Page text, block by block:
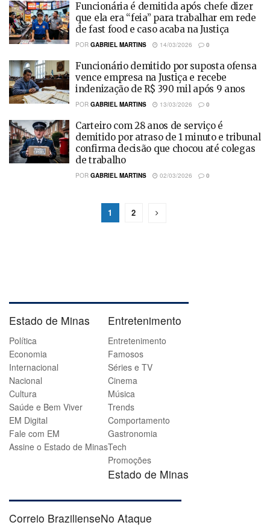
Funcionária é demitida após chefe dizer
que ela era “feia” para trabalhar em rede
de fast food e caso acaba na Justiça
POR GABRIEL MARTINS 14/03/2026 0
Funcionário demitido por suposta ofensa
vence empresa na Justiça e recebe
indenização de R$ 390 mil após 9 anos
POR GABRIEL MARTINS 13/03/2026 0
Carteiro com 28 anos de serviço é
demitido por atraso de 1 minuto e tribunal
confirma decisão que chocou até colegas
de trabalho
POR GABRIEL MARTINS 02/03/2026 0
1 2
Estado de Minas
Política
Economia
Internacional
Nacional
Cultura
Saúde e Bem Viver
EM Digital
Fale com EM
Assine o Estado de Minas
Entretenimento
Entretenimento
Famosos
Séries e TV
Cinema
Música
Trends
Comportamento
Gastronomia
Tech
Promoções
Estado de Minas
Correio BrazilienseNo Ataque